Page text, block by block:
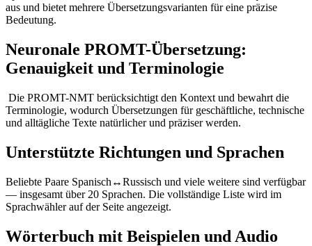
aus und bietet mehrere Übersetzungsvarianten für eine präzise
Bedeutung.
Neuronale PROMT-Übersetzung:
Genauigkeit und Terminologie
Die PROMT-NMT berücksichtigt den Kontext und bewahrt die
Terminologie, wodurch Übersetzungen für geschäftliche, technische
und alltägliche Texte natürlicher und präziser werden.
Unterstützte Richtungen und Sprachen
Beliebte Paare Spanisch↔Russisch und viele weitere sind verfügbar
— insgesamt über 20 Sprachen. Die vollständige Liste wird im
Sprachwähler auf der Seite angezeigt.
Wörterbuch mit Beispielen und Audio